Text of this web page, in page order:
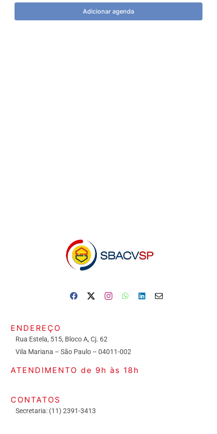
Adicionar agenda
ENDEREÇO
Rua Estela, 515, Bloco A, Cj. 62
Vila Mariana – São Paulo – 04011-002
ATENDIMENTO de 9h às 18h
CONTATOS
Secretaria: (11) 2391-3413